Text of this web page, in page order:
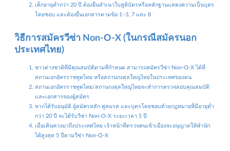
เด็กอายุต่ำกว่า 20 ปี ต้องยื่นสำเนาใบสูติบัตรหรือหลักฐานแสดงความเป็นบุตร
โดยชอบ และต้องยื่นเอกสารตามข้อ 1–3, 7 และ 8
วิธีการสมัครวีซ่า Non-O-X (ในกรณีสมัครนอก
ประเทศไทย)
ชาวต่างชาติที่มีคุณสมบัติตามที่กำหนด สามารถสมัครวีซ่า Non-O-X ได้ที่
สถานเอกอัครราชทูตไทย หรือสถานกงสุลใหญ่ไทยในประเทศของตน
สถานเอกอัครราชทูตไทย/สถานกงสุลใหญ่ไทยจะทำการตรวจสอบคุณสมบัติ
และเอกสารของผู้สมัคร
หากได้รับอนุมัติ ผู้สมัครหลัก คู่สมรส และบุตรโดยชอบด้วยกฎหมายที่มีอายุต่ำ
กว่า 20 ปี จะได้รับวีซ่า Non-O-X ระยะเวลา 5 ปี
เมื่อเดินทางมาถึงประเทศไทย เจ้าหน้าที่ตรวจคนเข้าเมืองจะอนุญาตให้พำนัก
ได้สูงสุด 5 ปีตามวีซ่า Non-O-X